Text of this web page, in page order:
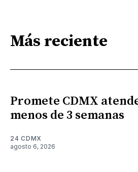
Más reciente
Promete CDMX
menos de 3 semanas
24 CDMX
agosto 6, 2026